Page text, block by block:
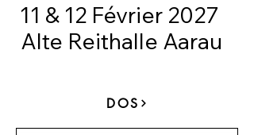
11 & 12 Février 2027
Alte Reithalle Aarau
DOS